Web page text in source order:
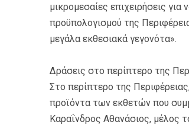
μικρομεσαίες επιχειρήσεις
προϋπολογισμού της
μεγάλα εκθεσιακά γεγονότα».
Δράσεις στο περίπτερο της
Στο περίπτερο της
προϊόντα των εκθετών που
Καραΐνδρος Αθανάσιος, μέλος